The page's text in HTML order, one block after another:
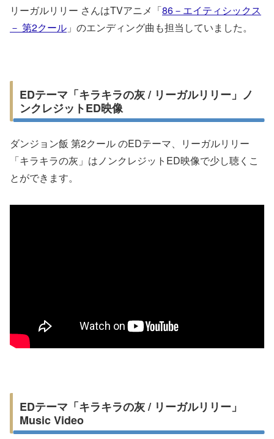
リーガルリリー さんはTVアニメ「86－エイティシックス
－ 第2クール 」のエンディング曲も担当していました。
EDテーマ「キラキラの灰 / リーガルリリー」ノ
ンクレジットED映像
ダンジョン飯 第2クール のEDテーマ、リーガルリリー
「キラキラの灰」はノンクレジットED映像で少し聴くこ
とができます。
EDテーマ「キラキラの灰 / リーガルリリー」
Music Video